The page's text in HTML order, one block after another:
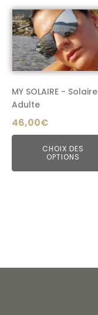
du
produit
MY SOLAIRE - Solaire
Adulte
46,00€
CHOIX DES
OPTIONS
Ce
produit
a
plusieurs
variations.
Les
options
peuvent
être
choisies